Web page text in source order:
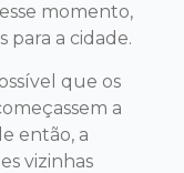
momento,
para a cidade.
que os
a
então, a
vizinhas